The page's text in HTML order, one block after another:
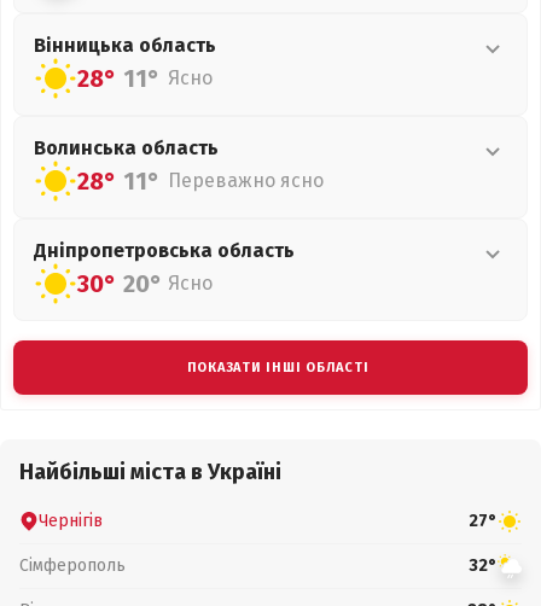
Вінницька область
28° 11° Ясно
Волинська область
28° 11° Переважно ясно
Дніпропетровська область
30° 20° Ясно
ПОКАЗАТИ ІНШІ ОБЛАСТІ
Найбільші міста в Україні
Чернігів 27°
Сімферополь 32°